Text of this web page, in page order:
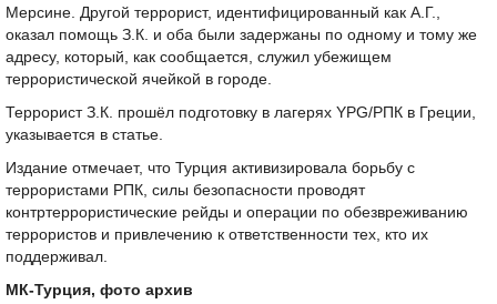
Мерсине. Другой террорист, идентифицированный как А.Г.,
оказал помощь З.К. и оба были задержаны по одному и тому же
адресу, который, как сообщается, служил убежищем
террористической ячейкой в городе.
Террорист З.К. прошёл подготовку в лагерях YPG/РПК в Греции,
указывается в статье.
Издание отмечает, что Турция активизировала борьбу с
террористами РПК, силы безопасности проводят
контртеррористические рейды и операции по обезвреживанию
террористов и привлечению к ответственности тех, кто их
поддерживал.
МК-Турция, фото архив